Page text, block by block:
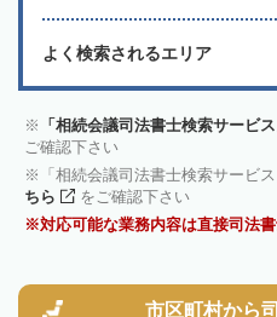
よく検索されるエリア
「相続会議司法書士検索サービ
ご確認下さい
「相続会議司法書士検索サービ
ちら
をご確認下さい
対応可能な業務内容は直接司法
市区町村から